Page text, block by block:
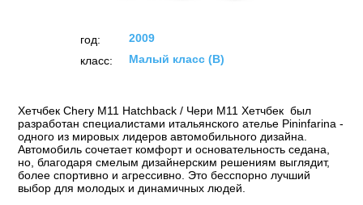
год:
2009
класс:
Малый класс (B)
Хетчбек Chery М11 Hatchback / Чери M11 Хетчбек был
разработан специалистами итальянского ателье Pininfarina -
одного из мировых лидеров автомобильного дизайна.
Автомобиль сочетает комфорт и основательность седана,
но, благодаря смелым дизайнерским решениям выглядит,
более спортивно и агрессивно. Это бесспорно лучший
выбор для молодых и динамичных людей.